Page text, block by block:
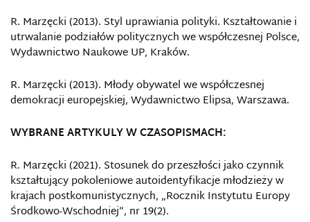
R. Marzęcki (2013). Styl uprawiania polityki. Kształtowanie i
utrwalanie podziałów politycznych we współczesnej Polsce,
Wydawnictwo Naukowe UP, Kraków.
R. Marzęcki (2013). Młody obywatel we współczesnej
demokracji europejskiej, Wydawnictwo Elipsa, Warszawa.
WYBRANE ARTYKULY W CZASOPISMACH:
R. Marzęcki (2021). Stosunek do przeszłości jako czynnik
kształtujący pokoleniowe autoidentyfikacje młodzieży w
krajach postkomunistycznych, „Rocznik Instytutu Europy
Środkowo-Wschodniej”, nr 19(2).